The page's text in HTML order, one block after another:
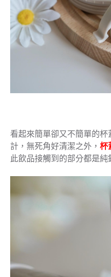
看起來簡單卻又不簡單的
計，無死角好清潔之外， 杯
此飲品接觸到的部分都是純